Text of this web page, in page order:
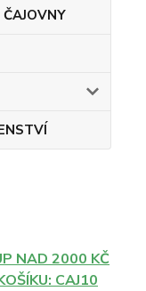
NAD 2000 KČ
CAJ10